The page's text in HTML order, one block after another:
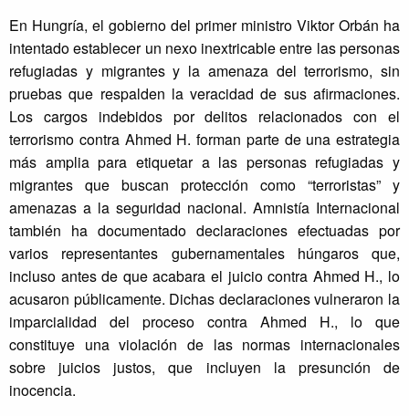
En Hungría, el gobierno del primer ministro Viktor Orbán ha
intentado establecer un nexo inextricable entre las personas
refugiadas y migrantes y la amenaza del terrorismo, sin
pruebas que respalden la veracidad de sus afirmaciones.
Los cargos indebidos por delitos relacionados con el
terrorismo contra Ahmed H. forman parte de una estrategia
más amplia para etiquetar a las personas refugiadas y
migrantes que buscan protección como “terroristas” y
amenazas a la seguridad nacional. Amnistía Internacional
también ha documentado declaraciones efectuadas por
varios representantes gubernamentales húngaros que,
incluso antes de que acabara el juicio contra Ahmed H., lo
acusaron públicamente. Dichas declaraciones vulneraron la
imparcialidad del proceso contra Ahmed H., lo que
constituye una violación de las normas internacionales
sobre juicios justos, que incluyen la presunción de
inocencia.